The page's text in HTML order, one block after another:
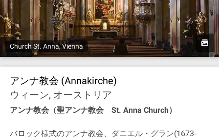
Church St. Anna, Vienna
アンナ教会 (Annakirche)
ウィーン, オーストリア
アンナ教会（聖アンナ教会 St. Anna Church）
バロック様式のアンナ教会、ダニエル・グラン(1673‐